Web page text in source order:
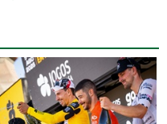
Monteceneri, na Suíça